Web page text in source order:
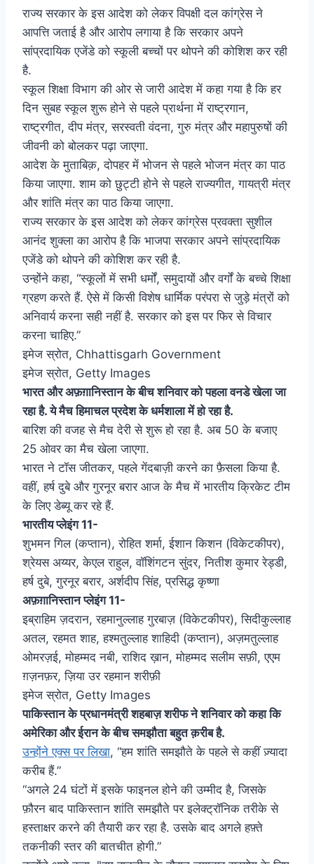
राज्य सरकार के इस आदेश को लेकर विपक्षी दल कांग्रेस ने
आपत्ति जताई है और आरोप लगाया है कि सरकार अपने
सांप्रदायिक एजेंडे को स्कूली बच्चों पर थोपने की कोशिश कर रही
है.
स्कूल शिक्षा विभाग की ओर से जारी आदेश में कहा गया है कि हर
दिन सुबह स्कूल शुरू होने से पहले प्रार्थना में राष्ट्रगान,
राष्ट्रगीत, दीप मंत्र, सरस्वती वंदना, गुरु मंत्र और महापुरुषों की
जीवनी को बोलकर पढ़ा जाएगा.
आदेश के मुताबिक़, दोपहर में भोजन से पहले भोजन मंत्र का पाठ
किया जाएगा. शाम को छुट्टी होने से पहले राज्यगीत, गायत्री मंत्र
और शांति मंत्र का पाठ किया जाएगा.
राज्य सरकार के इस आदेश को लेकर कांग्रेस प्रवक्ता सुशील
आनंद शुक्ला का आरोप है कि भाजपा सरकार अपने सांप्रदायिक
एजेंडे को थोपने की कोशिश कर रही है.
उन्होंने कहा, “स्कूलों में सभी धर्मों, समुदायों और वर्गों के बच्चे शिक्षा
ग्रहण करते हैं. ऐसे में किसी विशेष धार्मिक परंपरा से जुड़े मंत्रों को
अनिवार्य करना सही नहीं है. सरकार को इस पर फिर से विचार
करना चाहिए.”
इमेज स्रोत, Chhattisgarh Government
इमेज स्रोत, Getty Images
भारत और अफ़ग़ानिस्तान के बीचशनिवार कोपहला वनडे खेला जा
रहा है. ये मैच हिमाचल प्रदेश के धर्मशाला में हो रहा है.
बारिश की वजह से मैच देरी से शुरू हो रहा है. अब 50 के बजाए
25 ओवर का मैच खेला जाएगा.
भारत ने टॉस जीतकर, पहले गेंदबाज़ी करने का फ़ैसला किया है.
वहीं, हर्ष दुबे और गुरनूर बरार आज के मैच में भारतीय क्रिकेट टीम
के लिए डेब्यू कर रहे हैं.
भारतीय प्लेइंग 11-
शुभमन गिल (कप्तान), रोहित शर्मा, ईशान किशन (विकेटकीपर),
श्रेयस अय्यर, केएल राहुल, वॉशिंगटन सुंदर, नितीश कुमार रेड्डी,
हर्ष दुबे, गुरनूर बरार, अर्शदीप सिंह, प्रसिद्ध कृष्णा
अफ़ग़ानिस्तान प्लेइंग 11-
इब्राहिम ज़दरान, रहमानुल्लाह गुरबाज़ (विकेटकीपर), सिदीकुल्लाह
अतल, रहमत शाह, हश्मतुल्लाह शाहिदी (कप्तान), अज़मतुल्लाह
ओमरज़ई, मोहम्मद नबी, राशिद ख़ान, मोहम्मद सलीम सफ़ी, एएम
ग़ज़नफ़र, ज़िया उर रहमान शरीफ़ी
इमेज स्रोत, Getty Images
पाकिस्तान के प्रधानमंत्री शहबाज़ शरीफ ने शनिवार को कहा कि
अमेरिका और ईरान के बीच समझौता बहुत क़रीब है.
उन्होंने एक्स पर लिखा, “हम शांति समझौते के पहले से कहीं ज़्यादा
करीब हैं.”
“अगले 24 घंटों में इसके फाइनल होने की उम्मीद है, जिसके
फ़ौरन बाद पाकिस्तान शांति समझौते पर इलेक्ट्रॉनिक तरीके से
हस्ताक्षर करने की तैयारी कर रहा है. उसके बाद अगले हफ़्ते
तकनीकी स्तर की बातचीत होगी.”